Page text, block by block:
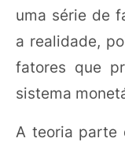
uma série de
a realidade,
fatores que
sistema
A teoria parte